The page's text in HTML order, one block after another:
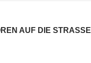
AUF DIE STRASSE –